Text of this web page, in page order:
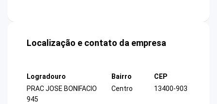
Localização e contato da empresa
Logradouro
PRAC JOSE BONIFACIO
945
Bairro
Centro
CEP
13400-903